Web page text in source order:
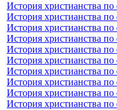
История христианства
История христианства
История христианства
История христианства
История христианства
История христианства
История христианства
История христианства
История христианства
История христианства